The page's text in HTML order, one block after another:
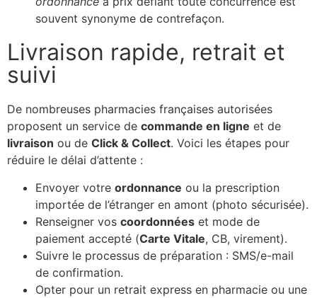
souvent synonyme de contrefaçon.
Livraison rapide, retrait et
suivi
De nombreuses pharmacies françaises autorisées
proposent un service de commande en ligne et de
livraison ou de Click & Collect. Voici les étapes pour
réduire le délai d’attente :
Envoyer votre ordonnance ou la prescription
importée de l’étranger en amont (photo sécurisée).
Renseigner vos coordonnées et mode de
paiement accepté (Carte Vitale, CB, virement).
Suivre le processus de préparation : SMS/e-mail
de confirmation.
Opter pour un retrait express en pharmacie ou une